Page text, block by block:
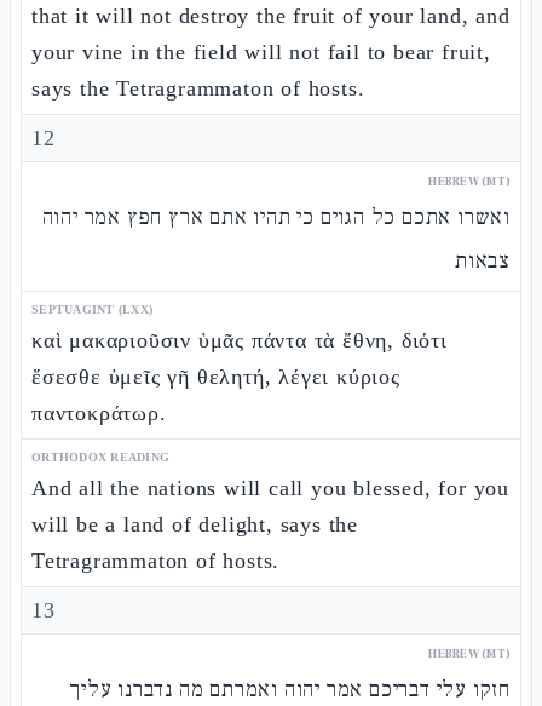
that it will not destroy the fruit of your land, and
your vine in the field will not fail to bear fruit,
says the Tetragrammaton of hosts.
12
HEBREW (MT)
ואשרו אתכם כל הגוים כי תהיו אתם ארץ חפץ אמר יהוה
צבאות
SEPTUAGINT (LXX)
καὶ μακαριοῦσιν ὑμᾶς πάντα τὰ ἔθνη, διότι
ἔσεσθε ὑμεῖς γῆ θελητή, λέγει κύριος
παντοκράτωρ.
ORTHODOX READING
And all the nations will call you blessed, for you
will be a land of delight, says the
Tetragrammaton of hosts.
13
HEBREW (MT)
חזקו עלי דבריכם אמר יהוה ואמרתם מה נדברנו עליך